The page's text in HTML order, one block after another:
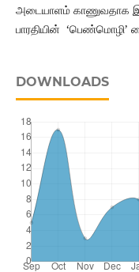
அடையாளம் காணுவதாக
பாரதியின் ‘பெண்மொழி’
DOWNLOADS